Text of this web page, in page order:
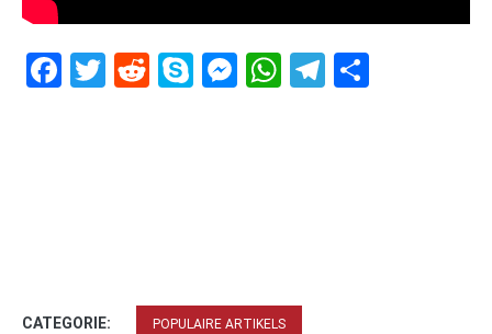
Facebook
Twitter
RedditSkypeMessenger
WhatsApp
Telegram
CATEGORIE: POPULAIRE ARTIKELS